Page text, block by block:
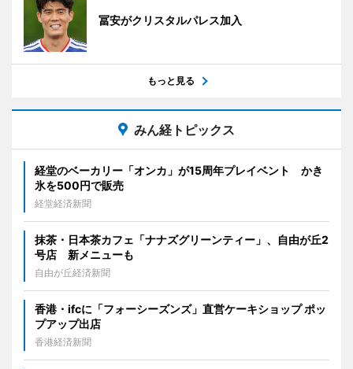
冨安がクリスタルパレス加入
もっと見る
みん経トピックス
経堂のベーカリー「オンカ」が15周年プレイベント かき
氷を500円で販売
経堂経済新聞
抹茶・日本茶カフェ「ナナズグリーンティー」、自由が丘2
号店 新メニューも
自由が丘経済新聞
香港・ifcに「フォーシーズンズ」直営ケーキショップ ポッ
プアップ出店
香港経済新聞